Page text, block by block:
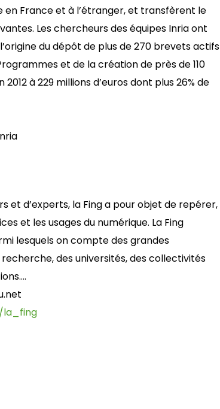
France et à l’étranger, et transfèrent le
Les chercheurs des équipes Inria ont
du dépôt de plus de 270 brevets actifs
et de la création de près de 110
à 229 millions d’euros dont plus 26% de
et d’experts, la Fing a pour objet de repérer,
et les usages du numérique. La Fing
lesquels on compte des grandes
des universités, des collectivités